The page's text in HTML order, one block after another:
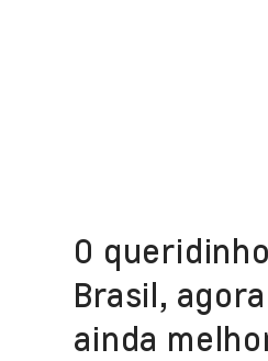
O
Brasil, agora
ainda